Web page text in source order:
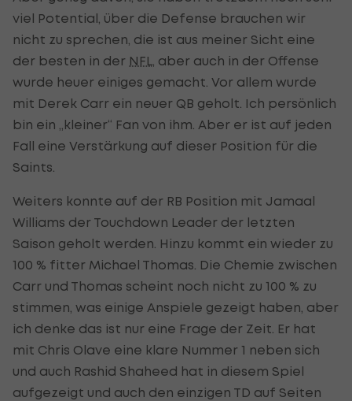
viel Potential, über die Defense brauchen wir
nicht zu sprechen, die ist aus meiner Sicht eine
der besten in der NFL , aber auch in der Offense
wurde heuer einiges gemacht. Vor allem wurde
mit Derek Carr ein neuer QB geholt. Ich persönlich
bin ein „kleiner“ Fan von ihm. Aber er ist auf jeden
Fall eine Verstärkung auf dieser Position für die
Saints.
Weiters konnte auf der RB Position mit Jamaal
Williams der Touchdown Leader der letzten
Saison geholt werden. Hinzu kommt ein wieder zu
100 % fitter Michael Thomas. Die Chemie zwischen
Carr und Thomas scheint noch nicht zu 100 % zu
stimmen, was einige Anspiele gezeigt haben, aber
ich denke das ist nur eine Frage der Zeit. Er hat
mit Chris Olave eine klare Nummer 1 neben sich
und auch Rashid Shaheed hat in diesem Spiel
aufgezeigt und auch den einzigen TD auf Seiten